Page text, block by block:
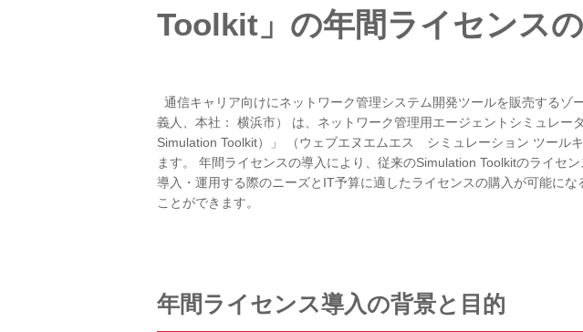
Toolkit」の年間ライセンス
通信キャリア向けにネットワーク管理システム開発ツールを販売するゾ
義人、本社： 横浜市） は、ネットワーク管理用エージェントシミュレー
Simulation Toolkit）」 （ウェブエヌエムエス シミュレーション ツール
ます。 年間ライセンスの導入により、従来のSimulation Toolkitのライセ
導入・運用する際のニーズとIT予算に適したライセンスの購入が可能に
ことができます。
年間ライセンス導入の背景と目的